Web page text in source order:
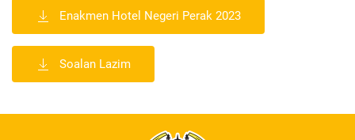
Enakmen Hotel Negeri Perak 2023
Soalan Lazim